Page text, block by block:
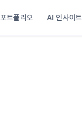
포트폴리오 AI 인사이트